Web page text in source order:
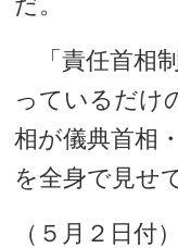
「責任首相
っているだけ
相が儀典首相
を全身で見せ
（５月２日付）